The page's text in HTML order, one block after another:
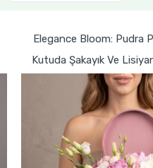
Elegance Bloom: Pudra
Kutuda Şakayık Ve